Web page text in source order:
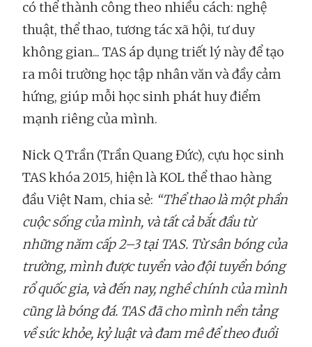
có thể thành công theo nhiều cách: nghệ
thuật, thể thao, tương tác xã hội, tư duy
không gian... TAS áp dụng triết lý này để tạo
ra môi trường học tập nhân văn và đầy cảm
hứng, giúp mỗi học sinh phát huy điểm
mạnh riêng của mình.
Nick Q Trần (Trần Quang Đức), cựu học sinh
TAS khóa 2015, hiện là KOL thể thao hàng
đầu Việt Nam, chia sẻ: “Thể thao là một phần
cuộc sống của mình, và tất cả bắt đầu từ
những năm cấp 2–3 tại TAS. Từ sân bóng của
trường, mình được tuyển vào đội tuyển bóng
rổ quốc gia, và đến nay, nghề chính của mình
cũng là bóng đá. TAS đã cho mình nền tảng
về sức khỏe, kỷ luật và đam mê để theo đuổi